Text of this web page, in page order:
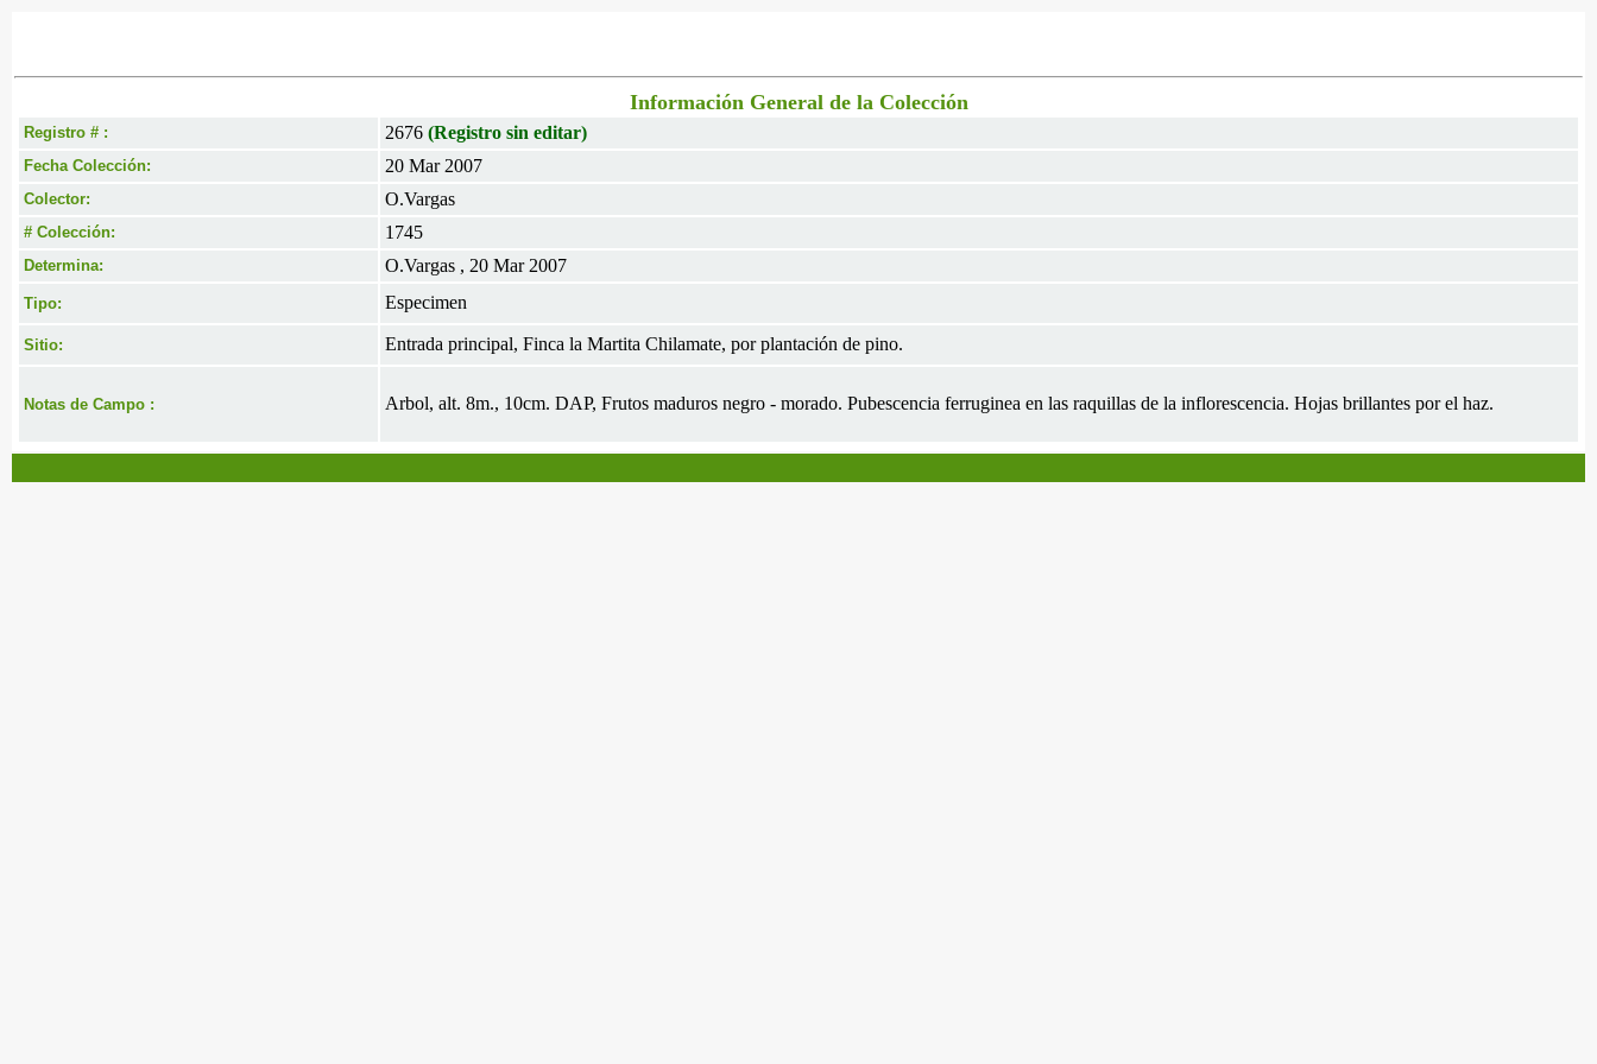
Información General de la Colección
Registro # : 2676 (Registro sin editar)
Fecha Colección: 20 Mar 2007
Colector: O.Vargas
# Colección: 1745
Determina: O.Vargas , 20 Mar 2007
Tipo: Especimen
Sitio: Entrada principal, Finca la Martita Chilamate, por plantación de pino.
Notas de Campo : Arbol, alt. 8m., 10cm. DAP, Frutos maduros negro - morado. Pubescencia ferruginea en las raquillas de la inflorescencia. Hojas brillantes por el haz.